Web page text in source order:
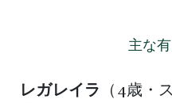
主な
レガレイラ
（4歳・